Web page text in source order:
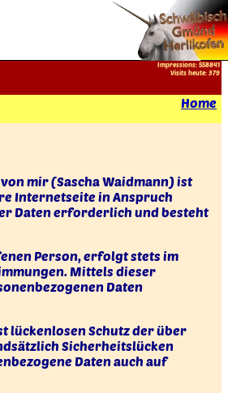
Impressions: 558841
Visits heute: 379
Home
mir (Sascha Waidmann) ist
Internetseite in Anspruch
Daten erforderlich und besteht
Person, erfolgt stets im
Mittels dieser
Daten
lückenlosen Schutz der über
Sicherheitslücken
Daten auch auf